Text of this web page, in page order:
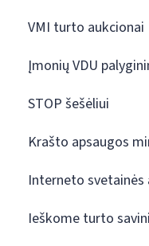
VMI turto aukcionai
Įmonių VDU
STOP šešėliui
Krašto apsaugos
Interneto
Ieškome turto